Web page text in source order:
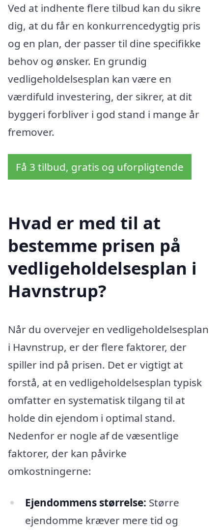
Ved at indhente flere tilbud kan du sikre
dig, at du får en konkurrencedygtig pris
og en plan, der passer til dine specifikke
behov og ønsker. En grundig
vedligeholdelsesplan kan være en
værdifuld investering, der sikrer, at dit
byggeri forbliver i god stand i mange år
fremover.
Få 3 tilbud, gratis og uforpligtende
Hvad er med til at
bestemme prisen på
vedligeholdelsesplan i
Havnstrup?
Når du overvejer en vedligeholdelsesplan
i Havnstrup, er der flere faktorer, der
spiller ind på prisen. Det er vigtigt at
forstå, at en vedligeholdelsesplan typisk
omfatter en systematisk tilgang til at
holde din ejendom i optimal stand.
Nedenfor er nogle af de væsentlige
faktorer, der kan påvirke
omkostningerne:
Ejendommens størrelse: Større
ejendomme kræver mere tid og